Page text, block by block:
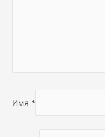
Имя *